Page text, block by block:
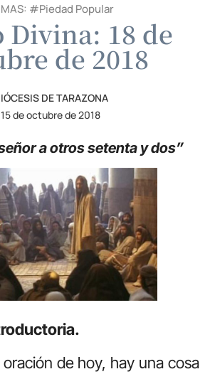
#Piedad Popular
Divina: 18 de
de 2018
DE TARAZONA
15 de octubre de 2018
a otros setenta y dos”
de hoy, hay una cosa